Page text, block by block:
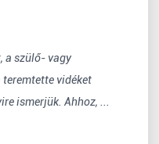
a szülő- vagy
vidéket
ismerjük. Ahhoz, ...